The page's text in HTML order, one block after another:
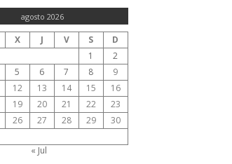
agosto 2026
X J V S
D
1
2
5 6 7 8
9
12 13 14 15
16
19 20 21 22
23
26 27 28 29
30
« Jul